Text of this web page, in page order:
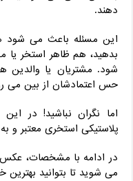
دهند.
این مسئله باعث می ‌شود
بدهید، هم ظاهر استخر یا
شود. مشتریان یا والدین
حس اعتمادشان از بین می‌
اما نگران نباشید! در
پلاستیکی استخری معتبر و به ‌روز 1404 را به شما
در ادامه با مشخصات،
می ‌شوید تا بتوانید بهترین